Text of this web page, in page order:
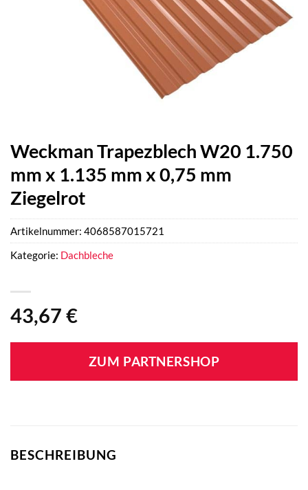
Weckman Trapezblech W20 1.750
mm x 1.135 mm x 0,75 mm
Ziegelrot
43,67 €
ZUM PARTNERSHOP
Artikelnummer: 4068587015721
Kategorie: Dachbleche
BESCHREIBUNG